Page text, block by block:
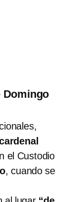
Domingo
el Custodio
, cuando se